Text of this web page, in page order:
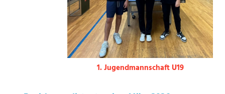
1. Jugendmannschaft U19